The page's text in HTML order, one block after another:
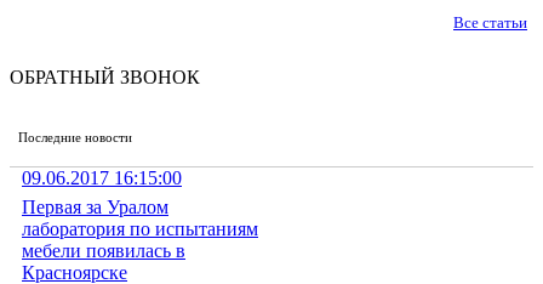
Все статьи
ОБРАТНЫЙ ЗВОНОК
Последние новости
09.06.2017 16:15:00
Первая за Уралом
лаборатория по испытаниям
мебели появилась в
Красноярске